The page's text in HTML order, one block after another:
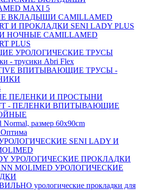
MAXI 5
ВКЛАДЫШИ CAMILLAMED
И ПРОКЛАДКИ SENI LADY PLUS
НОЧНЫЕ CAMILLAMED
PLUS
УРОЛОГИЧЕСКИЕ ТРУСЫ
- трусики Abri Flex
ВПИТЫВАЮЩИЕ ТРУСЫ -
ПЕЛЕНКИ И ПРОСТЫНИ
- ПЕЛЕНКИ ВПИТЫВАЮЩИЕ
Normal, размер 60x90cm
SENI LADY И
УРОЛОГИЧЕСКИЕ ПРОКЛАДКИ
MOLIMED УРОЛОГИЧЕСКИЕ
урологические прокладки для